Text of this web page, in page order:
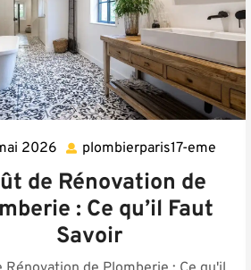
2026 12
mai
2026
plombierparis17-eme
de Rénovation de
: Ce qu’il Faut
Savoir